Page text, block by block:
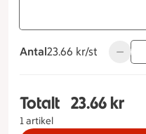
Antal
23.66 kronor styck
23.66 kr/st
Totalt
1 artikel
Totalt 1
23.66 kr